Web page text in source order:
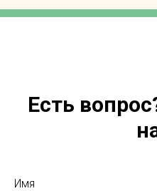
Есть
Имя